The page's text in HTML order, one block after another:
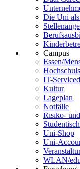
Die Uni
Campus
Essen/
IT-
Kultur
Lageplan
Notfälle
Risiko-
Uni-Shop
Uni-
WLAN/